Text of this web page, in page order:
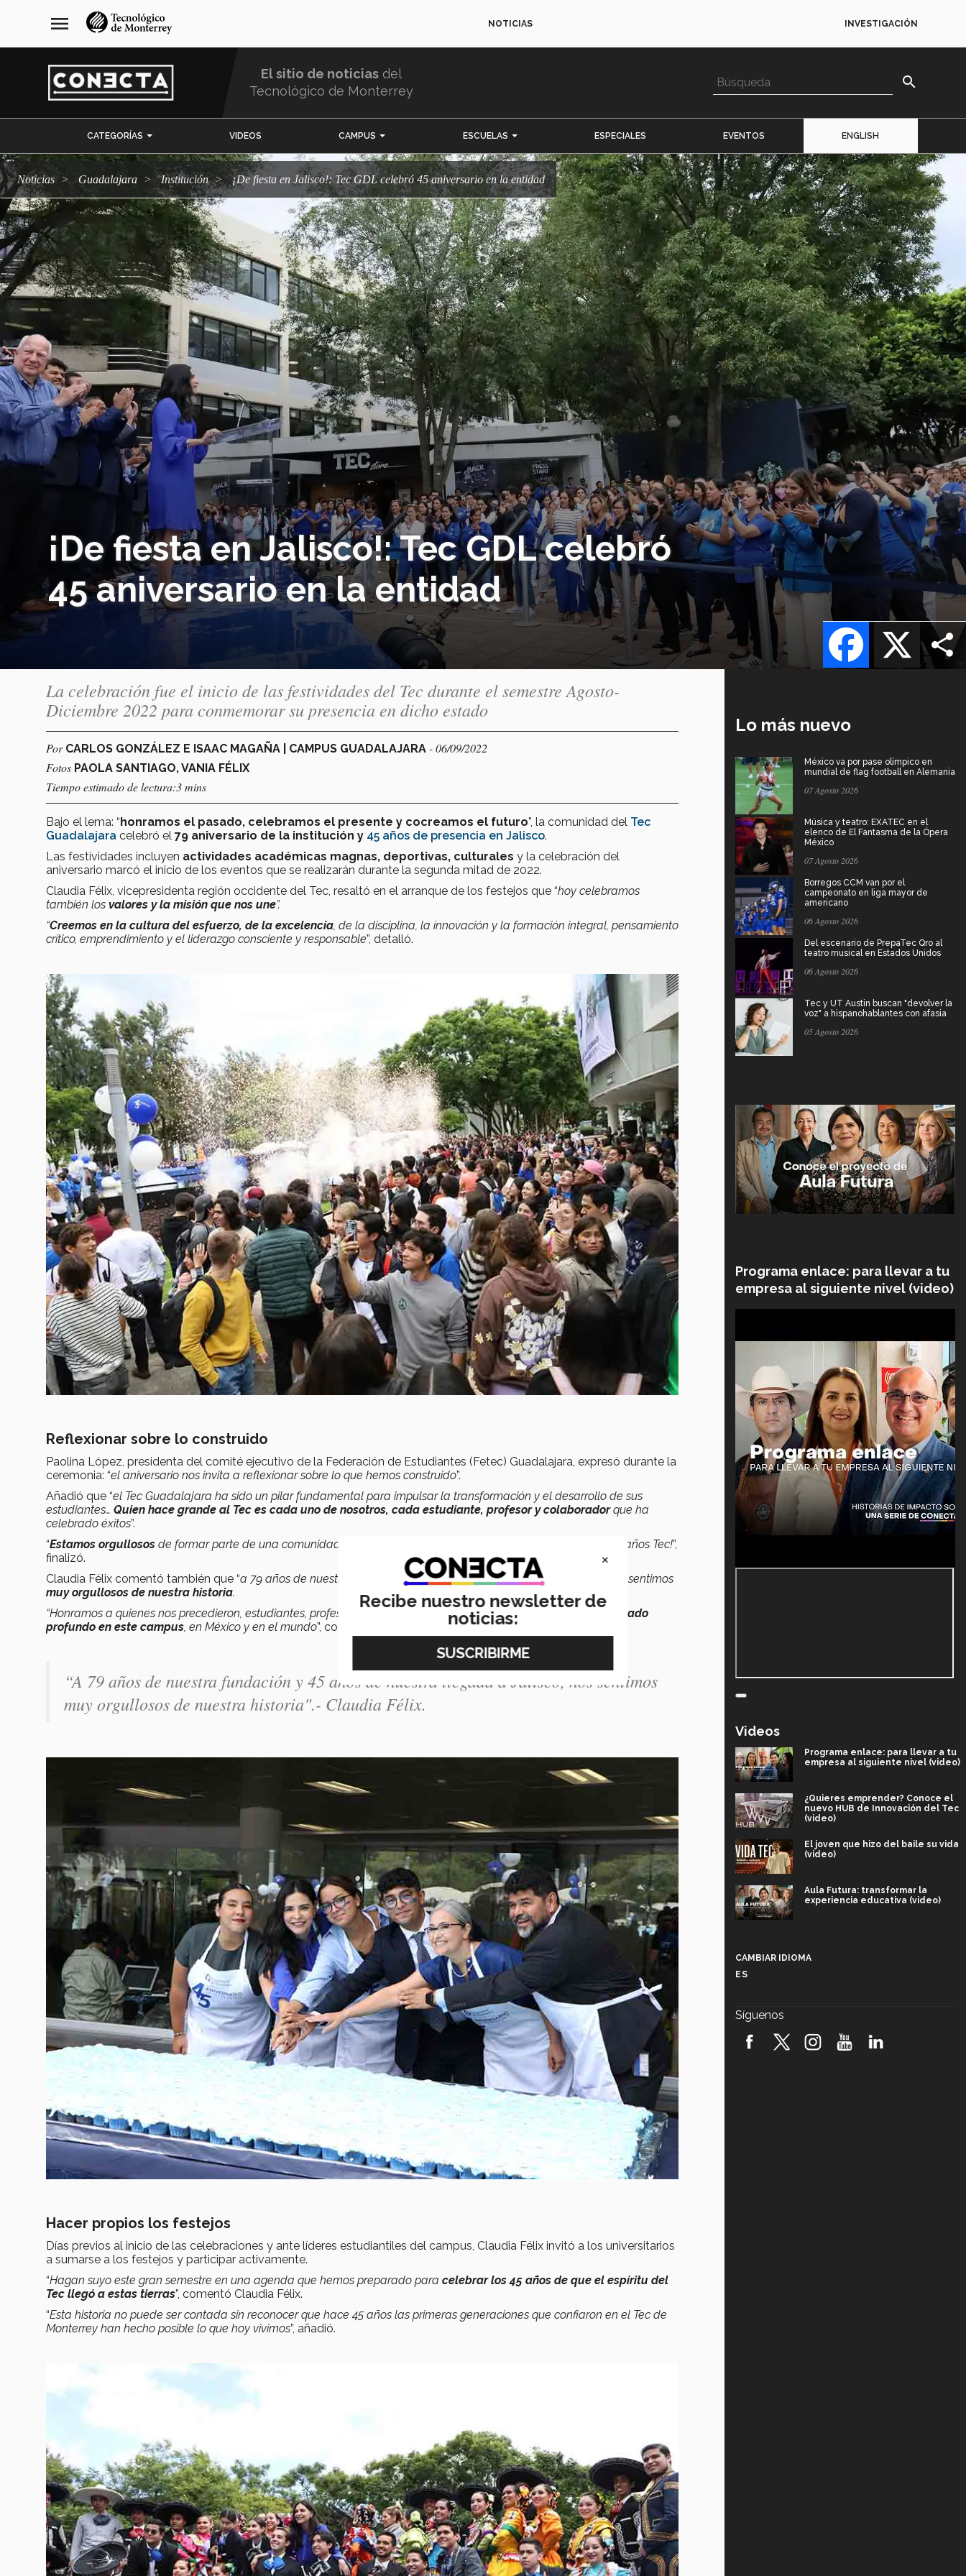
navegación
principal
menu NOTICIAS INVESTIGACIÓN
El sitio de noticias del
Tecnológico de Monterrey
search
CATEGORÍAS VIDEOS CAMPUS ESCUELAS ESPECIALES EVENTOS ENGLISH
Noticias Guadalajara Institución ¡De fiesta en Jalisco!: Tec GDL celebró 45 aniversario en la entidad
¡De fiesta en Jalisco!: Tec GDL celebró
45 aniversario en la entidad
X
Facebook
La celebración fue el inicio de las festividades del Tec durante el semestre Agosto-
Diciembre 2022 para conmemorar su presencia en dicho estado
Por CARLOS GONZÁLEZ E ISAAC MAGAÑA | CAMPUS GUADALAJARA - 06/09/2022
Fotos PAOLA SANTIAGO, VANIA FÉLIX
Tiempo estimado de lectura:3 mins
Bajo el lema: “honramos el pasado, celebramos el presente y cocreamos el futuro”, la comunidad del Tec
Guadalajara celebró el 79 aniversario de la institución y 45 años de presencia en Jalisco.
Las festividades incluyen actividades académicas magnas, deportivas, culturales y la celebración del
aniversario marcó el inicio de los eventos que se realizarán durante la segunda mitad de 2022.
Claudia Félix, vicepresidenta región occidente del Tec, resaltó en el arranque de los festejos que “hoy celebramos
también los valores y la misión que nos une”.
“Creemos en la cultura del esfuerzo, de la excelencia , de la disciplina, la innovación y la formación integral, pensamiento
crítico, emprendimiento y el liderazgo consciente y responsable”, detalló.
Reflexionar sobre lo construido
Paolina López, presidenta del comité ejecutivo de la Federación de Estudiantes (Fetec) Guadalajara, expresó durante la
ceremonia: “el aniversario nos invita a reflexionar sobre lo que hemos construido”.
Añadió que “el Tec Guadalajara ha sido un pilar fundamental para impulsar la transformación y el desarrollo de sus
estudiantes… Quien hace grande al Tec es cada uno de nosotros, cada estudiante, profesor y colaboradorque ha
celebrado éxitos”.
“Estamos orgullosos de formar parte de una comunidad perseverante, emprendedora y resiliente… ¡Feliz cumpleaños Tec!”,
finalizó.
Claudia Félix comentó también que “a 79 años de nuestra fundación y 45 años de nuestra llegada a Jalisco, nos sentimos
muy orgullosos de nuestra historia.
“Honramos a quienes nos precedieron, estudiantes, profesores y colaboradores,personas que han dejado un legado
profundo en este campus, en México y en el mundo”, concluyó.
“A 79 años de nuestra fundación y 45 años de nuestra llegada a Jalisco, nos sentimos
muy orgullosos de nuestra historia".- Claudia Félix.
Hacer propios los festejos
Días previos al inicio de las celebraciones y ante líderes estudiantiles del campus, Claudia Félix invitó a los universitarios
a sumarse a los festejos y participar activamente.
“Hagan suyo este gran semestre en una agenda que hemos preparado para celebrarlos 45 años de que el espíritu del
Tec llegó a estas tierras”, comentó Claudia Félix.
“Esta historia no puede ser contada sin reconocer que hace 45 años las primeras generaciones que confiaron en el Tec de
Monterrey han hecho posible lo que hoy vivimos”, añadió.
Lo más nuevo
México va por pase olímpico en
mundial de flag football en Alemania
07 Agosto 2026
Música y teatro: EXATEC en el
elenco de El Fantasma de la Ópera
México
07 Agosto 2026
Borregos CCM van por el
campeonato en liga mayor de
americano
06 Agosto 2026
Del escenario de PrepaTec Qro al
teatro musical en Estados Unidos
06 Agosto 2026
Tec y UT Austin buscan "devolver la
voz" a hispanohablantes con afasia
05 Agosto 2026
Programa enlace: para llevar a tu
empresa al siguiente nivel (video)
Videos
Programa enlace: para llevar a tu
empresa al siguiente nivel (video)
¿Quieres emprender? Conoce el
nuevo HUB de Innovación del Tec
(video)
El joven que hizo del baile su vida
(video)
Aula Futura: transformar la
experiencia educativa (video)
robótica FIRST 2026! (video)
CAMBIAR IDIOMA
ES
Síguenos
×
Recibe nuestro newsletter de
noticias: